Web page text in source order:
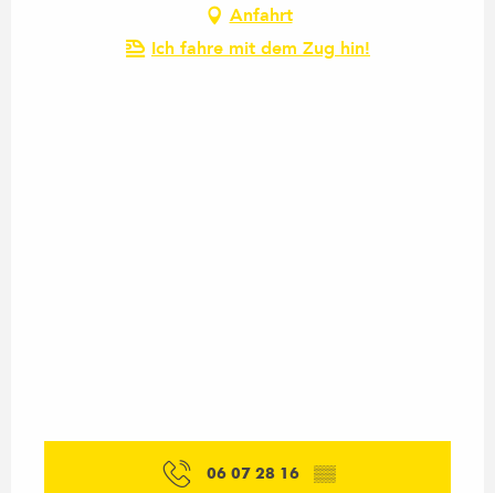
Anfahrt
Ich fahre mit dem Zug hin!
06 07 28 16 ▒▒